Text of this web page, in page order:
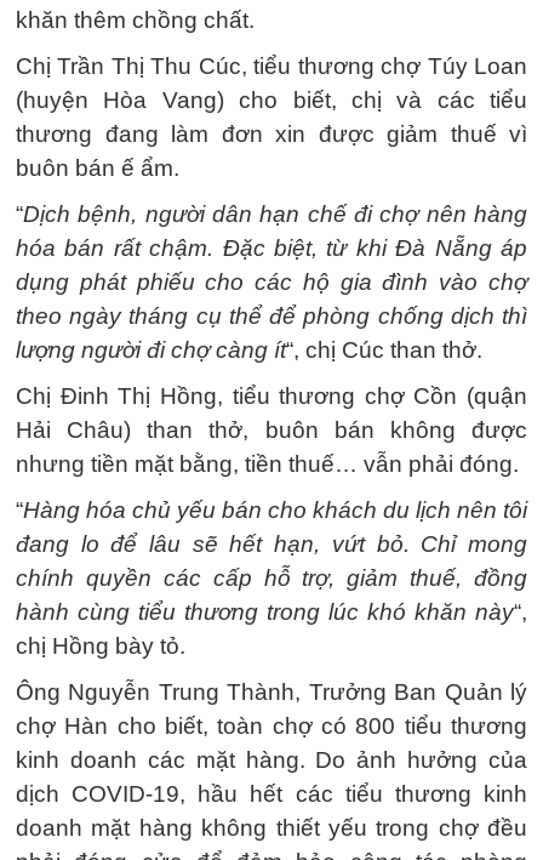
khăn thêm chồng chất.
Chị Trần Thị Thu Cúc, tiểu thương chợ Túy Loan
(huyện Hòa Vang) cho biết, chị và các tiểu
thương đang làm đơn xin được giảm thuế vì
buôn bán ế ẩm.
“Dịch bệnh, người dân hạn chế đi chợ nên hàng
hóa bán rất chậm. Đặc biệt, từ khi Đà Nẵng áp
dụng phát phiếu cho các hộ gia đình vào chợ
theo ngày tháng cụ thể để phòng chống dịch thì
lượng người đi chợ càng ít“, chị Cúc than thở.
Chị Đinh Thị Hồng, tiểu thương chợ Cồn (quận
Hải Châu) than thở, buôn bán không được
nhưng tiền mặt bằng, tiền thuế… vẫn phải đóng.
“Hàng hóa chủ yếu bán cho khách du lịch nên tôi
đang lo để lâu sẽ hết hạn, vứt bỏ. Chỉ mong
chính quyền các cấp hỗ trợ, giảm thuế, đồng
hành cùng tiểu thương trong lúc khó khăn này“,
chị Hồng bày tỏ.
Ông Nguyễn Trung Thành, Trưởng Ban Quản lý
chợ Hàn cho biết, toàn chợ có 800 tiểu thương
kinh doanh các mặt hàng. Do ảnh hưởng của
dịch COVID-19, hầu hết các tiểu thương kinh
doanh mặt hàng không thiết yếu trong chợ đều